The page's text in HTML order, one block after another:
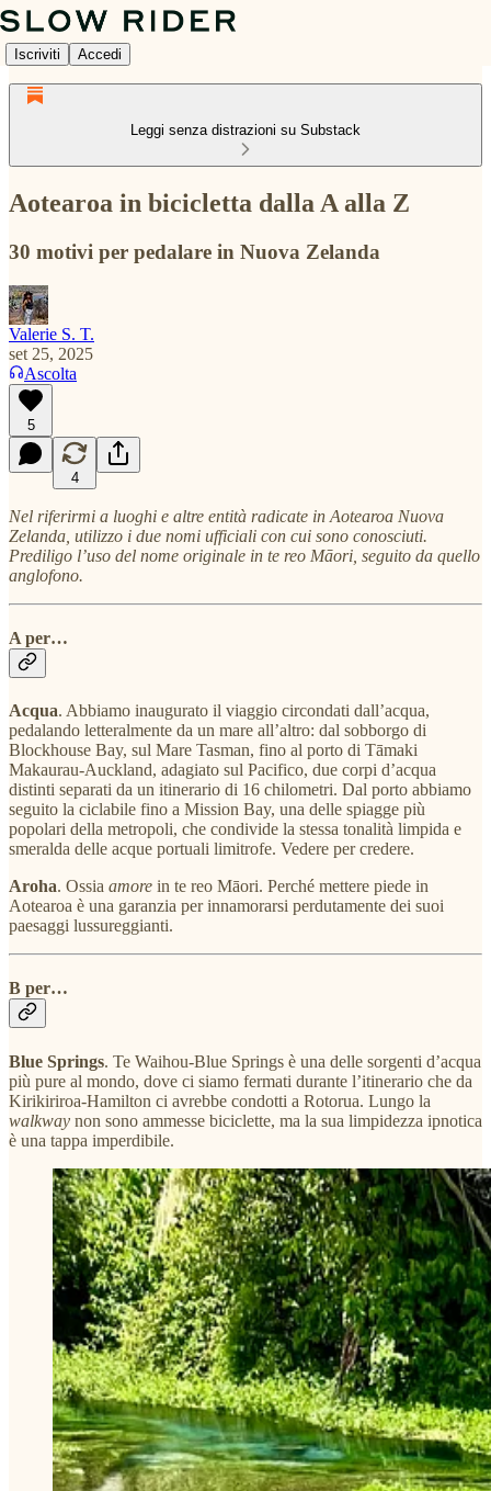
Iscriviti Accedi
Leggi senza distrazioni su Substack
Aotearoa in bicicletta dalla A alla Z
30 motivi per pedalare in Nuova Zelanda
Valerie S. T.
set 25, 2025
Ascolta
5
4
Nel riferirmi a luoghi e altre entità radicate in Aotearoa Nuova
Zelanda, utilizzo i due nomi ufficiali con cui sono conosciuti.
Prediligo l’uso del nome originale in te reo Māori, seguito da quello
anglofono.
A per…
Acqua. Abbiamo inaugurato il viaggio circondati dall’acqua,
pedalando letteralmente da un mare all’altro: dal sobborgo di
Blockhouse Bay, sul Mare Tasman, fino al porto di Tāmaki
Makaurau-Auckland, adagiato sul Pacifico, due corpi d’acqua
distinti separati da un itinerario di 16 chilometri. Dal porto abbiamo
seguito la ciclabile fino a Mission Bay, una delle spiagge più
popolari della metropoli, che condivide la stessa tonalità limpida e
smeralda delle acque portuali limitrofe. Vedere per credere.
Aroha. Ossia amore in te reo Māori. Perché mettere piede in
Aotearoa è una garanzia per innamorarsi perdutamente dei suoi
paesaggi lussureggianti.
B per…
Blue Springs. Te Waihou-Blue Springs è una delle sorgenti d’acqua
più pure al mondo, dove ci siamo fermati durante l’itinerario che da
Kirikiriroa-Hamilton ci avrebbe condotti a Rotorua. Lungo la
walkway non sono ammesse biciclette, ma la sua limpidezza ipnotica
è una tappa imperdibile.